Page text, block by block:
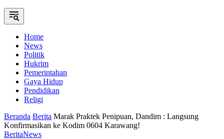
Home
News
Politik
Hukrim
Pemerintahan
Gaya Hidup
Pendidikan
Religi
Beranda Berita Marak Praktek Penipuan, Dandim : Langsung
Konfirmasikan ke Kodim 0604 Karawang!
BeritaNews